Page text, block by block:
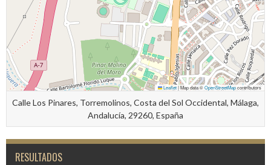
Leaflet|Map data ©OpenStreetMapcontributors
Calle Los Pinares, Torremolinos, Costa del Sol Occidental, Málaga,
Andalucía, 29260, España
RESULTADOS